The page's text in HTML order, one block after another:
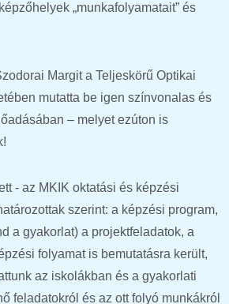
„munkafolyamatait” és
Margit a Teljeskörű Optikai
mutatta be igen színvonalas és
– melyet ezúton is
- az MKIK oktatási és képzési
szerint: a képzési program,
a gyakorlat) a projektfeladatok, a
folyamat is bemutatásra került,
az iskolákban és a gyakorlati
feladatokról és az ott folyó munkákról